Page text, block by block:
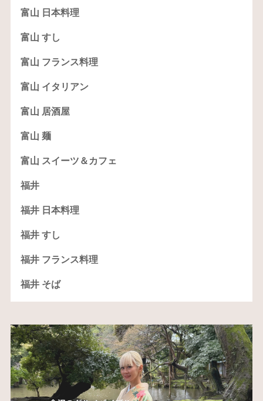
富山 日本料理
富山 すし
富山 フランス料理
富山 イタリアン
富山 居酒屋
富山 麺
富山 スイーツ＆カフェ
福井
福井 日本料理
福井 すし
福井 フランス料理
福井 そば